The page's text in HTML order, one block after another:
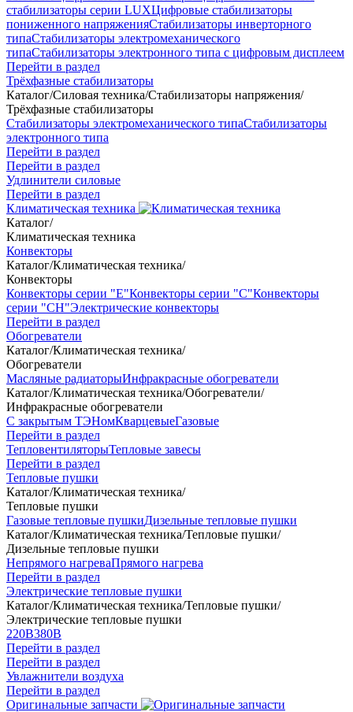
стабилизаторы серии LUXЦифровые стабилизаторы
пониженного напряженияСтабилизаторы инверторного
типаСтабилизаторы электромеханического
типаСтабилизаторы электронного типа с цифровым дисплеем
Перейти в раздел
Трёхфазные стабилизаторы
Каталог/Силовая техника/Стабилизаторы напряжения/
Трёхфазные стабилизаторы
Стабилизаторы электромеханического типаСтабилизаторы
электронного типа
Перейти в раздел
Перейти в раздел
Удлинители силовые
Перейти в раздел
Климатическая техника
Каталог/
Климатическая техника
Конвекторы
Каталог/Климатическая техника/
Конвекторы
Конвекторы серии "Е"Конвекторы серии "С"Конвекторы
серии "СН"Электрические конвекторы
Перейти в раздел
Обогреватели
Каталог/Климатическая техника/
Обогреватели
Масляные радиаторыИнфракрасные обогреватели
Каталог/Климатическая техника/Обогреватели/
Инфракрасные обогреватели
С закрытым ТЭНомКварцевыеГазовые
Перейти в раздел
ТепловентиляторыТепловые завесы
Перейти в раздел
Тепловые пушки
Каталог/Климатическая техника/
Тепловые пушки
Газовые тепловые пушкиДизельные тепловые пушки
Каталог/Климатическая техника/Тепловые пушки/
Дизельные тепловые пушки
Непрямого нагреваПрямого нагрева
Перейти в раздел
Электрические тепловые пушки
Каталог/Климатическая техника/Тепловые пушки/
Электрические тепловые пушки
220В380В
Перейти в раздел
Перейти в раздел
Увлажнители воздуха
Перейти в раздел
Оригинальные запчасти